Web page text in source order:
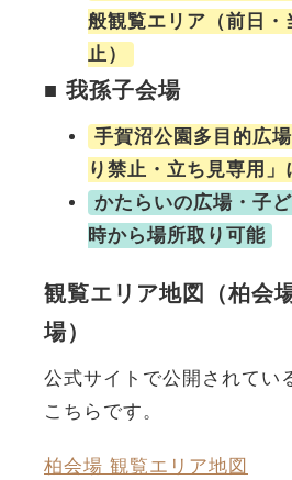
般観覧エリア（前日・
止）
■ 我孫子会場
手賀沼公園多目的広
り禁止・立ち見専用」
かたらいの広場・子
時から場所取り可能
観覧エリア地図（柏会
場）
公式サイトで公開されてい
こちらです。
柏会場 観覧エリア地図